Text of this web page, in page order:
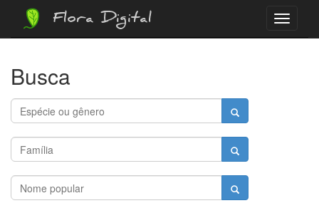
Menu
Flora Digital
Busca